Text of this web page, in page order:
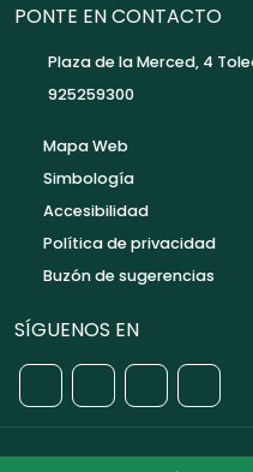
PONTE EN CONTACTO
Plaza de la Merced, 4
925259300
Mapa Web
Simbología
Accesibilidad
Política de privacidad
Buzón de sugerencias
SÍGUENOS EN